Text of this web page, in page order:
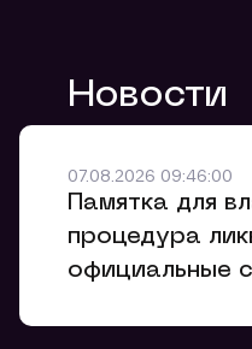
Новости
07.08.2026 09:46:00
Памятка для
процедура
официальные